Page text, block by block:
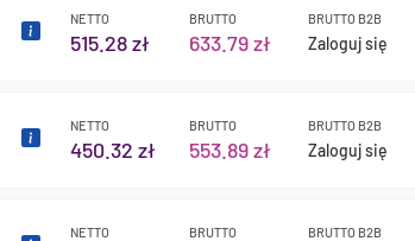
NETTO
515.28 zł
BRUTTO
633.79 zł
BRUTTO B2B
Zaloguj się
NETTO
450.32 zł
BRUTTO
553.89 zł
BRUTTO B2B
Zaloguj się
NETTO BRUTTO BRUTTO B2B